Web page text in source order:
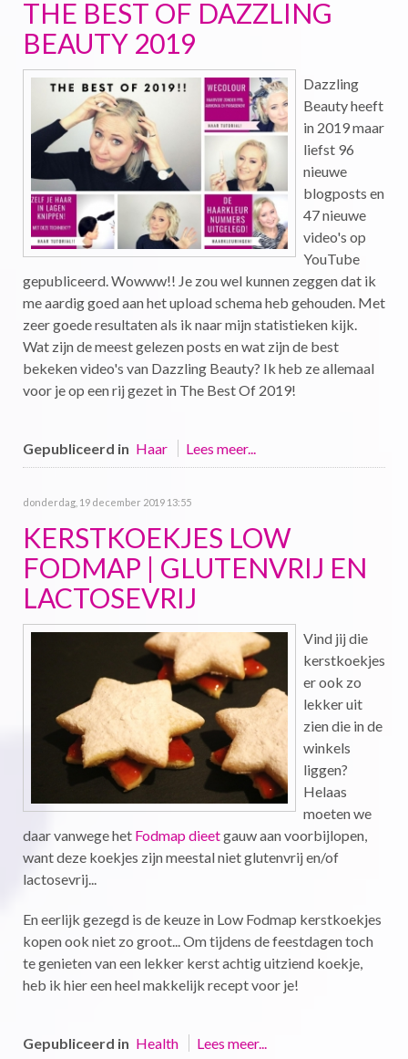
THE BEST OF DAZZLING
BEAUTY 2019
Dazzling
Beauty heeft
in 2019 maar
liefst 96
nieuwe
blogposts en
47 nieuwe
video's op
YouTube
gepubliceerd. Wowww!! Je zou wel kunnen zeggen dat ik
me aardig goed aan het upload schema heb gehouden. Met
zeer goede resultaten als ik naar mijn statistieken kijk.
Wat zijn de meest gelezen posts en wat zijn de best
bekeken video's van Dazzling Beauty? Ik heb ze allemaal
voor je op een rij gezet in The Best Of 2019!
Gepubliceerd in Haar Lees meer...
donderdag, 19 december 2019 13:55
KERSTKOEKJES LOW
FODMAP | GLUTENVRIJ EN
LACTOSEVRIJ
Vind jij die
kerstkoekjes
er ook zo
lekker uit
zien die in de
winkels
liggen?
Helaas
moeten we
daar vanwege het Fodmap dieetgauw aan voorbijlopen,
want deze koekjes zijn meestal niet glutenvrij en/of
lactosevrij...
En eerlijk gezegd is de keuze in Low Fodmap kerstkoekjes
kopen ook niet zo groot... Om tijdens de feestdagen toch
te genieten van een lekker kerst achtig uitziend koekje,
heb ik hier een heel makkelijk recept voor je!
Gepubliceerd in Health Lees meer...